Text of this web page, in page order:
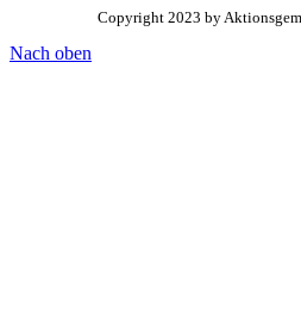
Copyright 2023 by
Nach oben